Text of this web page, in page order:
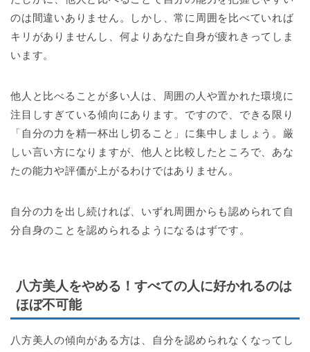
のは間違いありません。しかし、常に周囲を比べていれば
キリがありませんし、何よりあなた自身が疲れきってしま
います。
他人と比べることが多い人は、周囲の人や置かれた環境に
注目しすぎている傾向にあります。ですので、できる限り
「自分の力を精一杯出し切ること」に集中しましょう。厳
しい言い方になりますが、他人と比較したところで、あな
たの能力や評価が上がるわけではありません。
自分の力を出し続ければ、いずれ周囲からも認められて自
分自身のことを認められるようになるはずです。
八方美人をやめる！すべての人に好かれるのは
ほぼ不可能
八方美人の傾向がある方は、自分を認められなくなってし